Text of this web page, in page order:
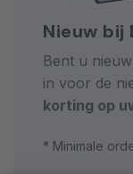
Nieuw bij
Bent u
in voor de
korting op
* Minimale